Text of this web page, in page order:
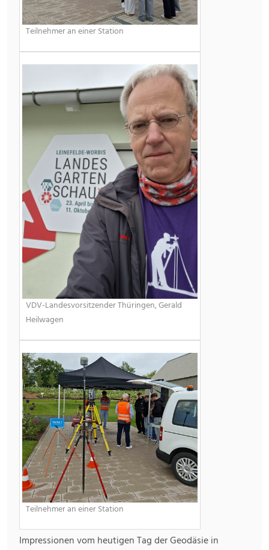
Teilnehmer an einer Station
VDV-Landesvorsitzender Thüringen, Gerald
Heilwagen
Teilnehmer an einer Station
Impressionen vom heutigen Tag der Geodäsie in